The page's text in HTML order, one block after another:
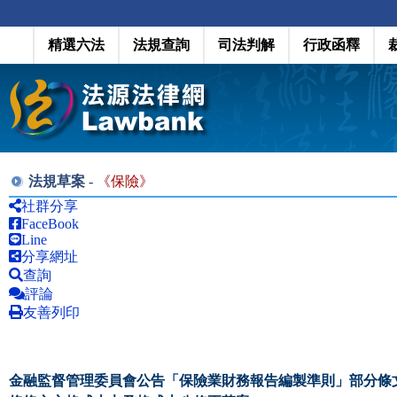
精選六法 法規查詢 司法判解 行政函釋
法規草案 - 《保險》
社群分享
FaceBook
Line
分享網址
查詢
評論
友善列印
金融監督管理委員會公告「保險業財務報告編製準則」部分